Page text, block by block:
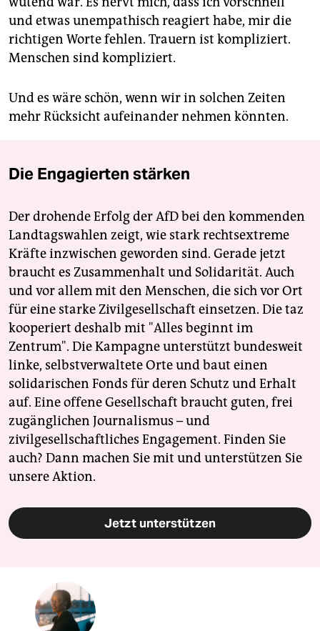
und etwas unempathisch reagiert habe, mir die
richtigen Worte fehlen. Trauern ist kompliziert.
Menschen sind kompliziert.
Und es wäre schön, wenn wir in solchen Zeiten
mehr Rücksicht aufeinander nehmen könnten.
Die Engagierten stärken
Der drohende Erfolg der AfD bei den kommenden
Landtagswahlen zeigt, wie stark rechtsextreme
Kräfte inzwischen geworden sind. Gerade jetzt
braucht es Zusammenhalt und Solidarität. Auch
und vor allem mit den Menschen, die sich vor Ort
für eine starke Zivilgesellschaft einsetzen. Die taz
kooperiert deshalb mit "Alles beginnt im
Zentrum". Die Kampagne unterstützt bundesweit
linke, selbstverwaltete Orte und baut einen
solidarischen Fonds für deren Schutz und Erhalt
auf. Eine offene Gesellschaft braucht guten, frei
zugänglichen Journalismus – und
zivilgesellschaftliches Engagement. Finden Sie
auch? Dann machen Sie mit und unterstützen Sie
unsere Aktion.
Jetzt unterstützen